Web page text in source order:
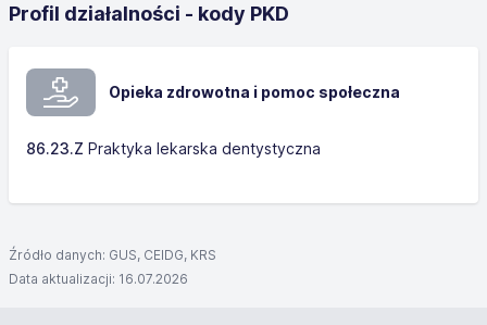
Profil działalności - kody PKD
Opieka zdrowotna i pomoc społeczna
86.23.Z Praktyka lekarska dentystyczna
Źródło danych: GUS, CEIDG, KRS
Data aktualizacji: 16.07.2026